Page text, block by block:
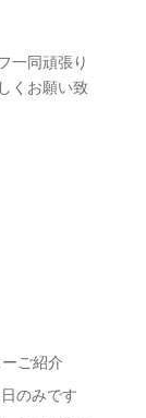
一同頑張り
くお願い致
ご紹介
のみです